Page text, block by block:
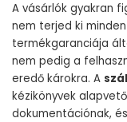
A vásárlók gyakran
nem terjed ki
termékgaranciája
nem pedig a
eredő károkra. A
kézikönyvek
dokumentációnak,